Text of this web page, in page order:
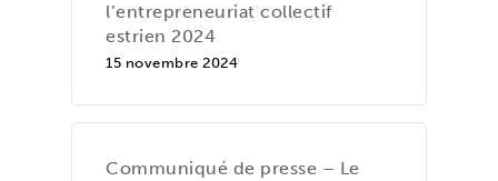
l’entrepreneuriat collectif
estrien 2024
15 novembre 2024
Communiqué de presse – Le